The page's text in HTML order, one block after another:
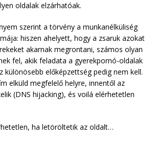
oldalak elzárhatóak.
szerint a törvény a munkanélküliség
hiszen ahelyett, hogy a zsaruk azokat
akarnak megrontani, számos olyan
fel, akik feladata a gyerekpornó-oldalak
különösebb előképzettség pedig nem kell.
elküld megfelelő helyre, innentől az
(DNS hijacking), és voilá elérhetetlen
ha letöröltetik az oldalt…